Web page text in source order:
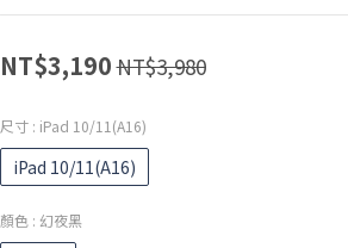
NT$3,190NT$3,980
尺寸 : iPad 10/11(A16)
iPad 10/11(A16)
顏色 : 幻夜黑